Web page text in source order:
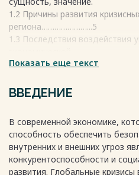
1.2 Причины развития
региона…………………...5
1.3 Последствия воздействия
ситуаций Ульяновской
…………………………………………..12
Ульяновской области как
2.2 Оценка уровня
Ульяновской
Показать еще текст
ВВЕДЕНИЕ
В современной экономике,
способность обеспечить
внутренних и внешних угроз
конкурентоспособности и
развития. Глобальные кризисы